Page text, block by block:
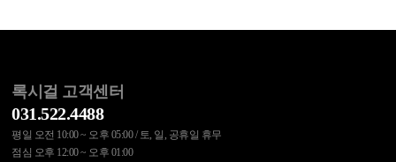
록시걸 고객센터
031.522.4488
평일 오전 10:00 ~ 오후 05:00 / 토, 일, 공휴일 휴무
점심 오후 12:00 ~ 오후 01:00